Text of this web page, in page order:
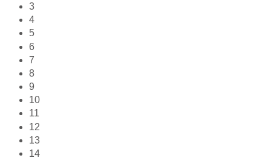
3
4
5
6
7
8
9
10
11
12
13
14